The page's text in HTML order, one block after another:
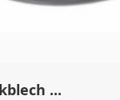
...